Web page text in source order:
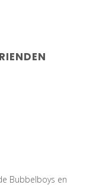
Bubbelboys en